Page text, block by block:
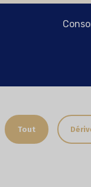
Tout